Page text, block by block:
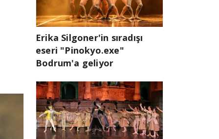
Erika Silgoner'in sıradışı
eseri "Pinokyo.exe"
Bodrum'a geliyor